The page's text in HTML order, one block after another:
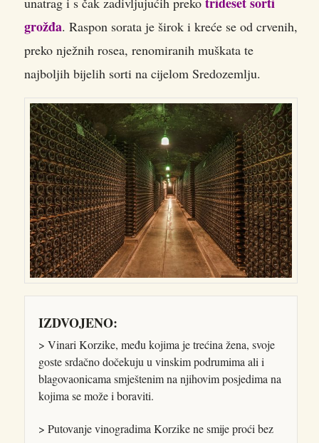
grožđa. Raspon sorata je širok i kreće se od crvenih,
preko nježnih rosea, renomiranih muškata te
najboljih bijelih sorti na cijelom Sredozemlju.
IZDVOJENO:
> Vinari Korzike, među kojima je trećina žena, svoje
goste srdačno dočekuju u vinskim podrumima ali i
blagovaonicama smještenim na njihovim posjedima na
kojima se može i boraviti.
> Putovanje vinogradima Korzike ne smije proći bez